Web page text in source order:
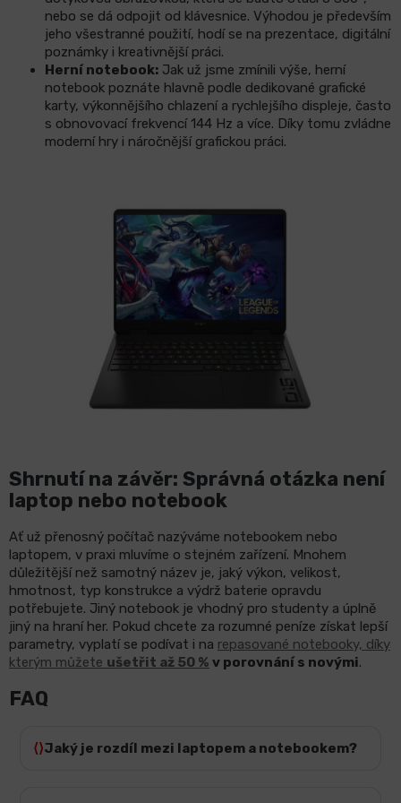
nebo se dá odpojit od klávesnice. Výhodou je především
jeho všestranné použití, hodí se na prezentace, digitální
poznámky i kreativnější práci.
Herní notebook: Jak už jsme zmínili výše, herní
notebook poznáte hlavně podle dedikované grafické
karty, výkonnějšího chlazení a rychlejšího displeje, často
s obnovovací frekvencí 144 Hz a více. Díky tomu zvládne
moderní hry i náročnější grafickou práci.
Shrnutí na závěr: Správná otázka není
laptop nebo notebook
Ať už přenosný počítač nazýváme notebookem nebo
laptopem, v praxi mluvíme o stejném zařízení. Mnohem
důležitější než samotný název je, jaký výkon, velikost,
hmotnost, typ konstrukce a výdrž baterie opravdu
potřebujete. Jiný notebook je vhodný pro studenty a úplně
jiný na hraní her. Pokud chcete za rozumné peníze získat lepší
parametry, vyplatí se podívat i na repasované notebooky, díky
kterým můžete ušetřit až 50 % v porovnání s novými.
FAQ
Jaký je rozdíl mezi laptopem a notebookem?